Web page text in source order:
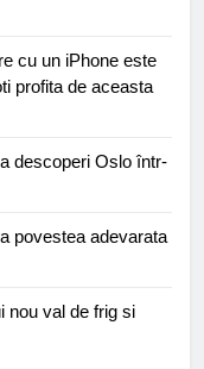
cu un iPhone este
profita de aceasta
descoperi Oslo într-
povestea adevarata
nou val de frig si